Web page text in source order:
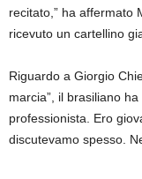
recitato,” ha affermato
ricevuto un cartellino
Riguardo a Giorgio
marcia”, il brasiliano
professionista. Ero
discutevamo spesso.